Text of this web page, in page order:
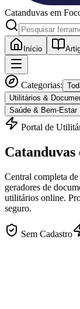
Catanduvas em
Início
Categorias:
Utilitários &
Saúde & Bem-Estar
Portal de
Catanduvas
Central completa
geradores de
utilitários online.
seguro.
Sem Cadastro